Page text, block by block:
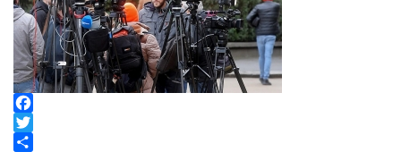
Facebook
Twitter